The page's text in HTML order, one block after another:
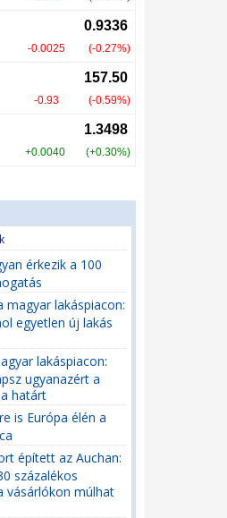
érkezik a 100
magyar lakáspiacon:
egyetlen új lakás
lakáspiacon:
ugyanazért a
határt
is Európa élén a
épített az Auchan:
százalékos
vásárlókon múlhat